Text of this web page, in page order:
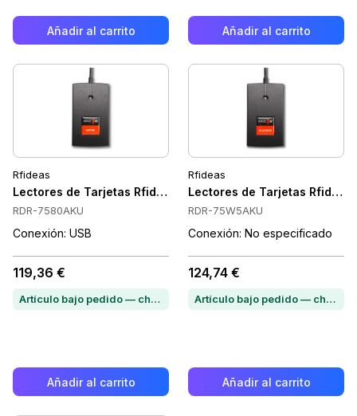
Añadir al carrito Añadir al carrito
Rfideas
Lectores de Tarjetas Rfideas RDR-7580AKU
RDR-7580AKU
Conexión: USB
119,36 €
Artículo bajo pedido — chatea para conocer el plazo de entrega
Añadir al carrito
Rfideas
Lectores de Tarjetas Rfideas
RDR-75W5AKU
Conexión: No especificado
124,74 €
Artículo bajo pedido — chatea para conocer el plazo de entrega
Añadir al carrito